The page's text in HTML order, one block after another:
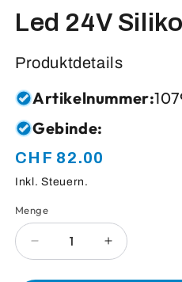
Led 24V
Produktdetails
Artikelnummer:
Gebinde:
Normaler
Preis
CHF 82.00
Inkl. Steuern.
Anzahl
Menge
Verringere
die
Erhöhe
die